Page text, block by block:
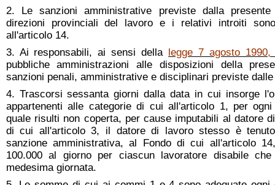
2. Le sanzioni amministrative previste dalla
direzioni provinciali del lavoro e i relativi introiti
all'articolo 14.
3. Ai responsabili, ai sensi della legge 7 agosto
pubbliche amministrazioni alle disposizioni della
sanzioni penali, amministrative e disciplinari previste
4. Trascorsi sessanta giorni dalla data in cui insorge
appartenenti alle categorie di cui all'articolo 1, per
quale risulti non coperta, per cause imputabili al datore
di cui all'articolo 3, il datore di lavoro stesso è
sanzione amministrativa, al Fondo di cui all'articolo
100.000 al giorno per ciascun lavoratore disabile
medesima giornata.